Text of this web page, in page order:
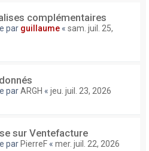
complémentaires
par guillaume « sam. juil. 25,
parARGH « jeu. juil. 23, 2026
sur Ventefacture
par PierreF « mer. juil. 22, 2026